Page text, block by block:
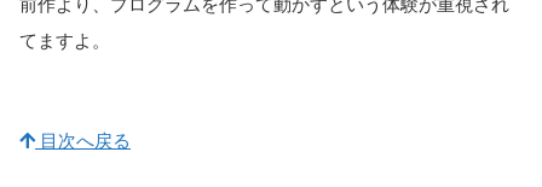
前作より、プログラムを作って動かすという体験が重視され
てますよ。
目次へ戻る